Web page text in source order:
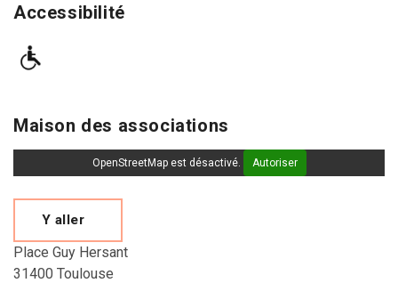
Accessibilité
Maison des associations
OpenStreetMap est désactivé. Autoriser
Y aller
Place Guy Hersant
31400 Toulouse